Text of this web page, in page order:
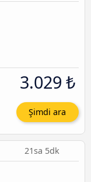
3.029 ₺
Şimdi ara
21sa 5dk